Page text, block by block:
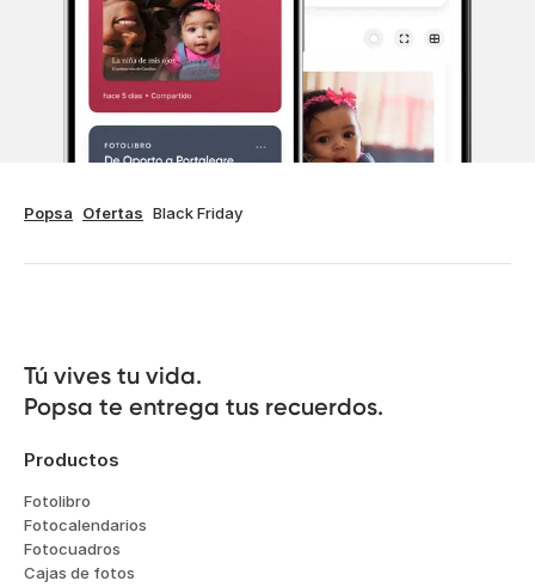
Popsa Ofertas Black Friday
Tú vives tu vida.
Popsa te entrega tus recuerdos.
Productos
Fotolibro
Fotocalendarios
Fotocuadros
Cajas de fotos